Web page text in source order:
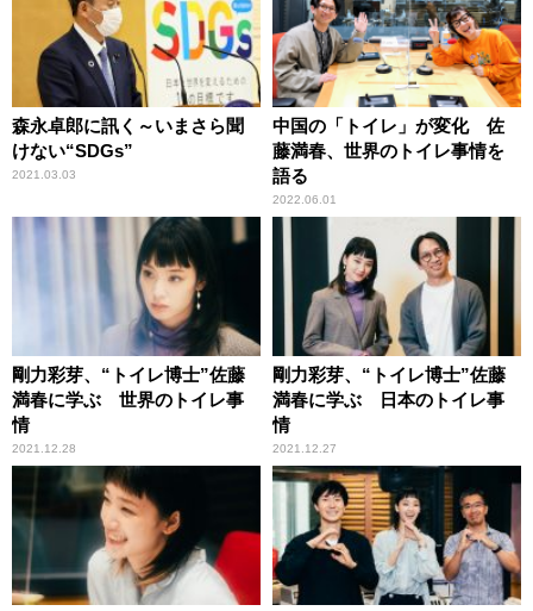
森永卓郎に訊く～いまさら聞
けない“SDGs”
2021.03.03
中国の「トイレ」が変化 佐
藤満春、世界のトイレ事情を
語る
2022.06.01
剛力彩芽、“トイレ博士”佐藤
満春に学ぶ 世界のトイレ事
情
2021.12.28
剛力彩芽、“トイレ博士”佐藤
満春に学ぶ 日本のトイレ事
情
2021.12.27